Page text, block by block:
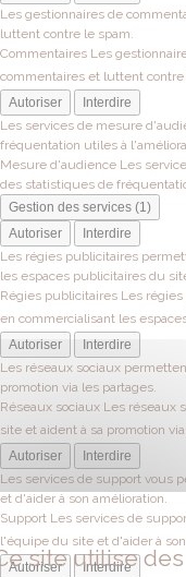
Les gestionnaires de
luttent contre le spam.
Commentaires Les
commentaires et luttent contre
Autoriser
Interdire
Les services de mesure
fréquentation utiles à
Mesure d'audience Les
des statistiques de
Gestion des services (1)
Autoriser
Interdire
Les régies publicitaires
les espaces publicitaires du
Régies publicitaires Les
en commercialisant les
Autoriser
Interdire
Les réseaux sociaux
promotion via les partages.
Réseaux sociaux Les réseaux
site et aident à sa promotion
Autoriser
Interdire
Les services de support vous
et d'aider à son amélioration.
Support Les services de
l'équipe du site et d'aider à
Autoriser
Interdire
site utilise des